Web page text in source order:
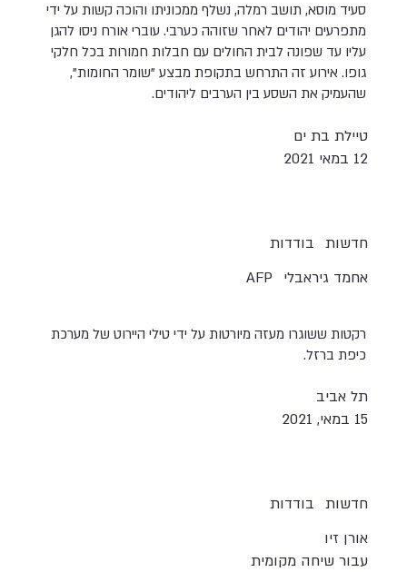
סעיד מוסא, תושב רמלה, נשלף ממכוניתו והוכה קשות על ידי
מתפרעים יהודים לאחר שזוהה כערבי. עוברי אורח ניסו להגן
עליו עד שפונה לבית החולים עם חבלות חמורות בכל חלקי
גופו. אירוע זה התרחש בתקופת מבצע "שומר החומות",
שהעמיק את השסע בין הערבים ליהודים.
טיילת בת ים
12 במאי 2021
בודדות חדשות
AFP
אחמד גיראבלי
רקטות ששוגרו מעזה מיורטות על ידי טילי היירוט של מערכת
כיפת ברזל.
תל אביב
15 במאי, 2021
בודדות חדשות
אורן זיו
עבור שיחה מקומית